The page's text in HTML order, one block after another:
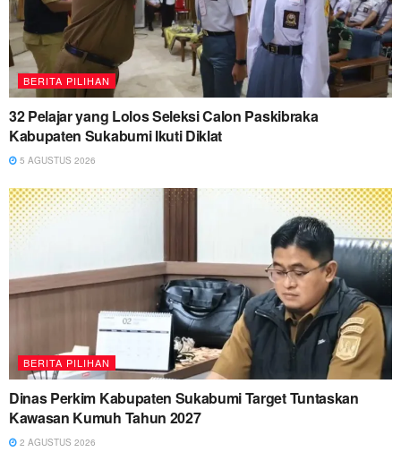
BERITA PILIHAN
32 Pelajar yang Lolos Seleksi Calon Paskibraka
Kabupaten Sukabumi Ikuti Diklat
5 AGUSTUS 2026
BERITA PILIHAN
Dinas Perkim Kabupaten Sukabumi Target Tuntaskan
Kawasan Kumuh Tahun 2027
2 AGUSTUS 2026